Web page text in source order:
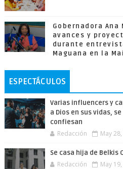
Gobernadora
avances y
durante
Maguana en la
ESPECTÁCULOS
Varias influencers y
a Dios en sus vidas,
confiesan
Redacción May
Se casa hija de Belkis
Redacción May